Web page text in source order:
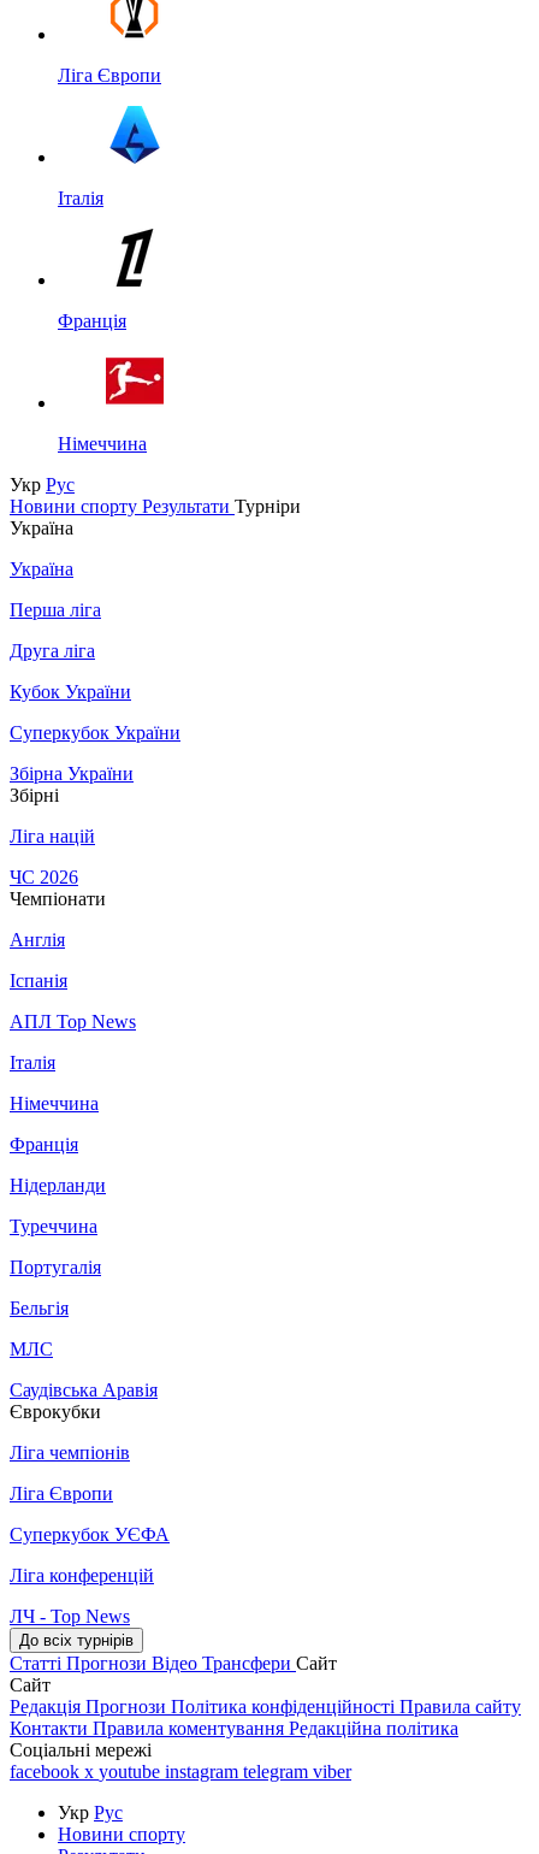
Ліга Європи
Італія
Франція
Німеччина
Укр Рус
Новини спорту Результати Турніри
Україна
Україна
Перша ліга
Друга ліга
Кубок України
Суперкубок України
Збірна України
Збірні
Ліга націй
ЧС 2026
Чемпіонати
Англія
Іспанія
АПЛ Top News
Італія
Німеччина
Франція
Нідерланди
Туреччина
Португалія
Бельгія
МЛС
Саудівська Аравія
Єврокубки
Ліга чемпіонів
Ліга Європи
Суперкубок УЄФА
Ліга конференцій
ЛЧ - Top News
До всіх турнірів
Статті Прогнози Відео Трансфери Сайт
Сайт
Редакція Прогнози Політика конфіденційності Правила сайту
Контакти Правила коментування Редакційна політика
Соціальні мережі
facebook x youtube instagram telegram viber
Укр Рус
Новини спорту